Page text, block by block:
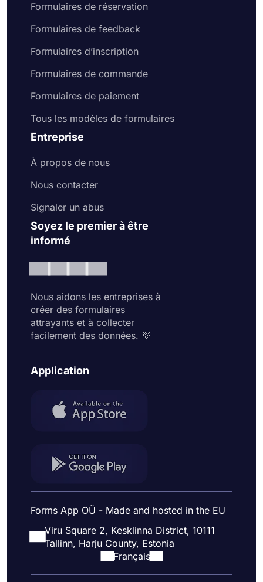
Formulaires de réservation
Formulaires de feedback
Formulaires d’inscription
Formulaires de commande
Formulaires de paiement
Tous les modèles de formulaires
Entreprise
À propos de nous
Nous contacter
Signaler un abus
Soyez le premier à être
informé
Nous aidons les entreprises à
créer des formulaires
attrayants et à collecter
facilement des données. 💜
Application
Forms App OÜ - Made and hosted in the EU
Viru Square 2, Kesklinna District, 10111
Tallinn, Harju County, Estonia
Français